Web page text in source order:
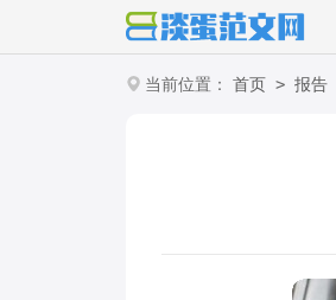
当前位置： 首页 > 报告